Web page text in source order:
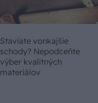
Staviate vonkajšie
schody? Nepodceňte
výber kvalitných
materiálov